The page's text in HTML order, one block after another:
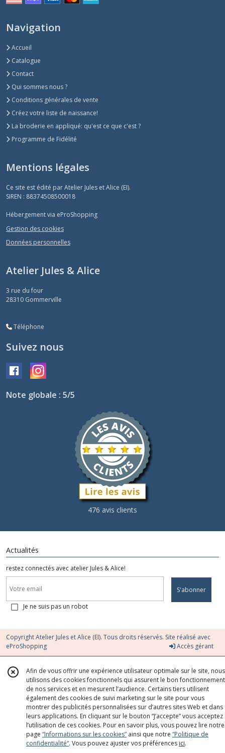
Navigation
Accueil
Catalogue
Contact
Qui sommes nous ?
Conditions générales de vente
Créez votre liste de naissance!
La broderie en appliqué: qu'est ce que c'est ?
Programme de Fidélité
Mentions légales
Ce site est édité par Atelier Jules et Alice (EI).
SIREN : 88374508500018
Hébergement via eProShopping
Gestion des cookies
Données personnelles
Atelier Jules & Alice
3 rue du four
28310 Gommerville
Téléphone
Suivez nous
Note globale : 5/5
476 avis clients
Actualités
restez connectés avec atelier Jules & Alice!
S'abonner
Je ne suis pas un robot
Copyright Atelier Jules et Alice (EI). Tous droits réservés. Site réalisé avec
eProShopping
Accès gérant
Afin de vous offrir une expérience utilisateur optimale sur le site, nous
utilisons des cookies fonctionnels qui assurent le bon fonctionnement
de nos services et en mesurent l’audience. Certains tiers utilisent
également des cookies de suivi marketing sur le site pour vous
montrer des publicités personnalisées sur d’autres sites Web et dans
leurs applications. En cliquant sur le bouton “J’accepte” vous acceptez
l’utilisation de ces cookies. Pour en savoir plus, vous pouvez lire notre
page “Informations sur les cookies” ainsi que notre “Politique de
confidentialité“. Vous pouvez ajuster vos préférences ici.